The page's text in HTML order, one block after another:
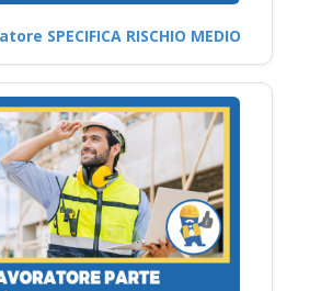
SPECIFICA RISCHIO MEDIO